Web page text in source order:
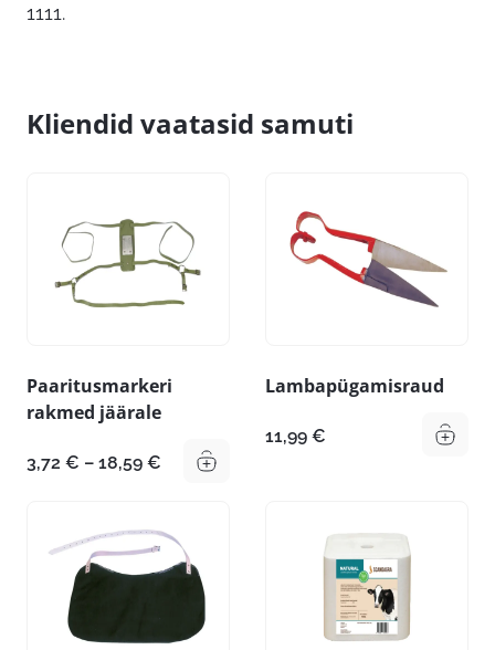
1111.
Kliendid vaatasid samuti
Paaritusmarkeri
rakmed jäärale
3,72 € – 18,59 € Hinnavahemik:
18,59 €
Lambapügamisraud
11,99 €